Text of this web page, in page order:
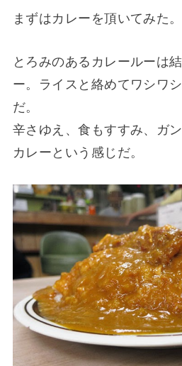
まずはカレーを頂いてみた。
とろみのあるカレールーは
ー。ライスと絡めてワシワ
だ。
辛さゆえ、食もすすみ、ガ
カレーという感じだ。